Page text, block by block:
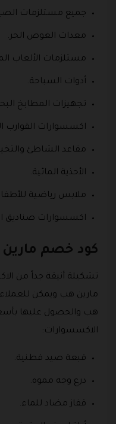
جميع مستلزمات
معدات الغوص الحر.
مستلزمات الألعاب
أدوات السباحة.
تجهيزات المطابخ
اكسسوارات القوارب
مقاعد الشاطئ
الأحذية المائية.
ملابس رياضية
اكسسوارات صناديق
كود خصم
تشكيلة أنيقة جداً من
مارين هب ويمكن
هب والحصول عليها
الاكسسوارات:
قبعة صيد قطنية.
درع وجه مموه.
قفاز مضاد للماء.